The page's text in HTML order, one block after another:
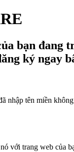
bạn đang
ký ngay
nhập tên miền
với trang web của